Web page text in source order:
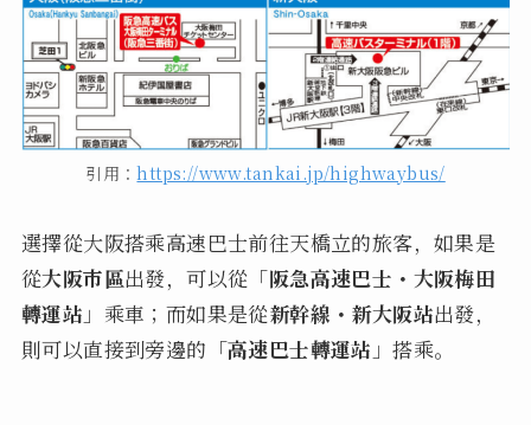
引用：https://www.tankai.jp/highwaybus/
選擇從大阪搭乘高速巴士前往天橋立的旅客，如果是
從大阪市區出發，可以從「阪急高速巴士・大阪梅田
轉運站 」乘車；而如果是從新幹線・新大阪站出發，
則可以直接到旁邊的「高速巴士轉運站 」搭乘。